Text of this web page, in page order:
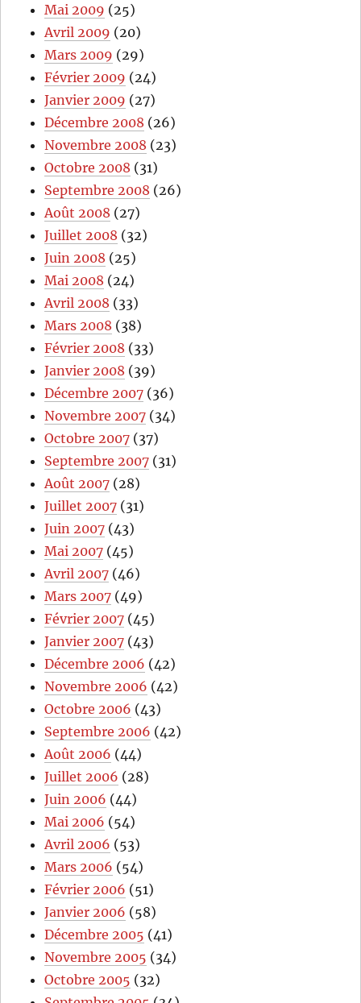
Mai 2009 (25)
Avril 2009 (20)
Mars 2009 (29)
Février 2009 (24)
Janvier 2009 (27)
Décembre 2008 (26)
Novembre 2008 (23)
Octobre 2008 (31)
Septembre 2008 (26)
Août 2008 (27)
Juillet 2008 (32)
Juin 2008 (25)
Mai 2008 (24)
Avril 2008 (33)
Mars 2008 (38)
Février 2008 (33)
Janvier 2008 (39)
Décembre 2007 (36)
Novembre 2007 (34)
Octobre 2007 (37)
Septembre 2007 (31)
Août 2007 (28)
Juillet 2007 (31)
Juin 2007 (43)
Mai 2007 (45)
Avril 2007 (46)
Mars 2007 (49)
Février 2007 (45)
Janvier 2007 (43)
Décembre 2006 (42)
Novembre 2006 (42)
Octobre 2006 (43)
Septembre 2006 (42)
Août 2006 (44)
Juillet 2006 (28)
Juin 2006 (44)
Mai 2006 (54)
Avril 2006 (53)
Mars 2006 (54)
Février 2006 (51)
Janvier 2006 (58)
Décembre 2005 (41)
Novembre 2005 (34)
Octobre 2005 (32)